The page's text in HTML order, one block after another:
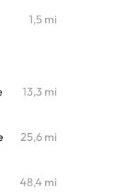
1,5 mi
13,3 mi
25,6 mi
48,4 mi